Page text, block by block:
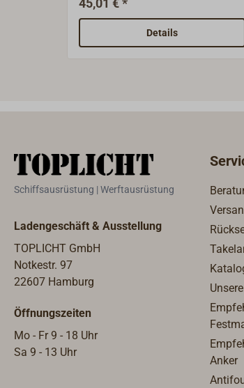
S64 CLASSIC
Navigationslichtern. Bitte
beachten: bei der Montage des
45,01 € *
Details
Schiffsausrüstung | Werftausrüstung
Ladengeschäft & Ausstellung
TOPLICHT GmbH
Notkestr. 97
22607 Hamburg
Öffnungszeiten
Mo - Fr 9 - 18 Uhr
Sa 9 - 13 Uhr
Anker